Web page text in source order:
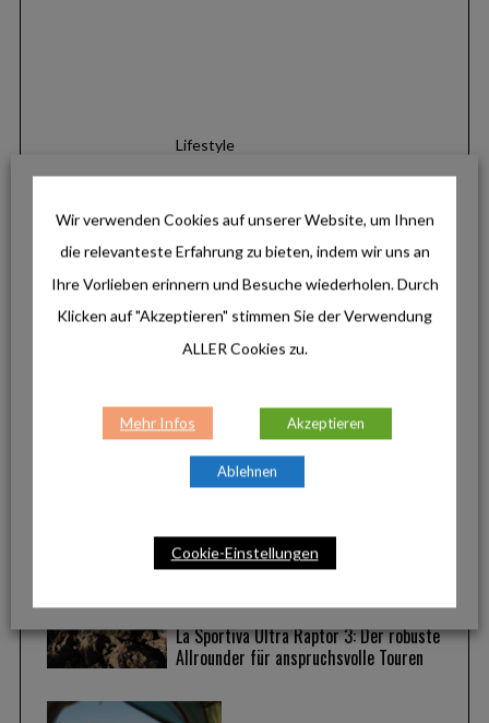
Lifestyle
Socken
Lifestyle
Outlines von LEUCHTTURM1917: Das
wetterfeste Notizbuch für draußen und
unterwegs
Reise & Inspiration
Pfronten im Allgäu: Zwischen
Gipfelglück, Panoramawegen und
La Sportiva Ultra Raptor 3: Der robuste
Allrounder für anspruchsvolle Touren
Wir verwenden Cookies auf unserer Website, um Ihnen
die relevanteste Erfahrung zu bieten, indem wir uns an
Ihre Vorlieben erinnern und Besuche wiederholen. Durch
Klicken auf "Akzeptieren" stimmen Sie der Verwendung
ALLER Cookies zu.
Mehr Infos Akzeptieren
Ablehnen
Cookie-Einstellungen